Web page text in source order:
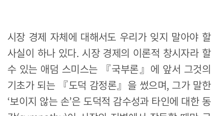
시장 경제 자체에 대해서도 우리가 잊지 말아야 할
사실이 하나 있다. 시장 경제의 이론적 창시자라 할
수 있는 애덤 스미스는 『국부론』에 앞서 그것의
기초가 되는 『도덕 감정론』을 썼으며, 그가 말한
‘보이지 않는 손’은 도덕적 감수성과 타인에 대한 동